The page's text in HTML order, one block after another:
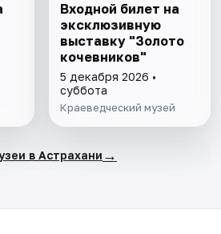
Входной билет на
эксклюзивную
выставку "Золото
кочевников"
5 декабря 2026 •
суббота
Краеведческий музей
в Астрахани →